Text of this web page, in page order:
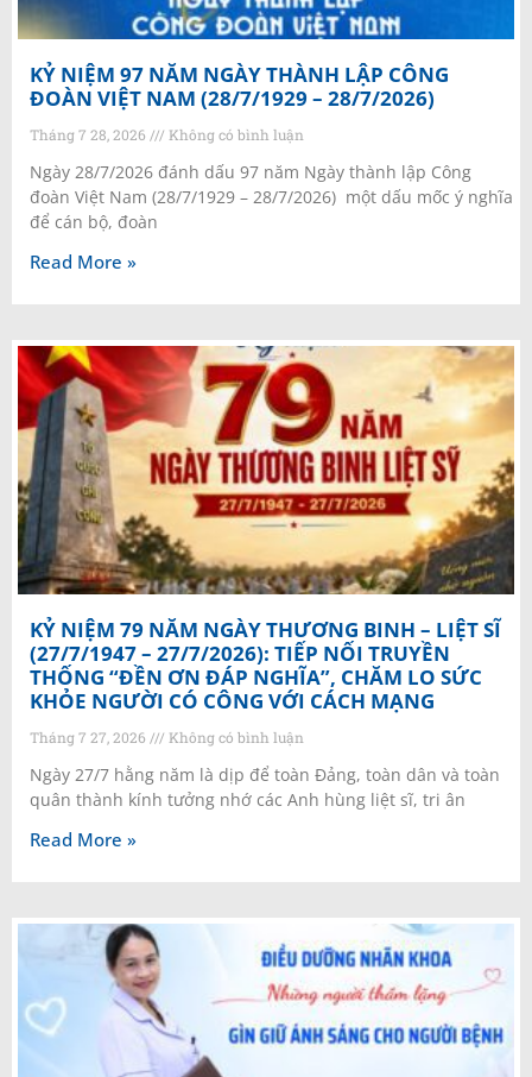
KỶ NIỆM 97 NĂM NGÀY THÀNH LẬP CÔNG
ĐOÀN VIỆT NAM (28/7/1929 – 28/7/2026)
Tháng 7 28, 2026 Không có bình luận
Ngày 28/7/2026 đánh dấu 97 năm Ngày thành lập Công
đoàn Việt Nam (28/7/1929 – 28/7/2026) một dấu mốc ý nghĩa
để cán bộ, đoàn
Read More »
KỶ NIỆM 79 NĂM NGÀY THƯƠNG BINH – LIỆT SĨ
(27/7/1947 – 27/7/2026): TIẾP NỐI TRUYỀN
THỐNG “ĐỀN ƠN ĐÁP NGHĨA”, CHĂM LO SỨC
KHỎE NGƯỜI CÓ CÔNG VỚI CÁCH MẠNG
Tháng 7 27, 2026 Không có bình luận
Ngày 27/7 hằng năm là dịp để toàn Đảng, toàn dân và toàn
quân thành kính tưởng nhớ các Anh hùng liệt sĩ, tri ân
Read More »